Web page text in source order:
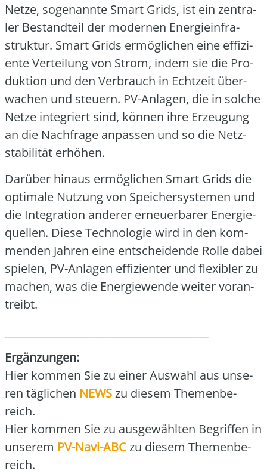
Net­ze, soge­nann­te Smart Grids, ist ein zen­tra­
ler Bestand­teil der moder­nen Ener­gie­infra­
struk­tur. Smart Grids ermög­li­chen eine effi­zi­
en­te Ver­tei­lung von Strom, indem sie die Pro­
duk­ti­on und den Ver­brauch in Echt­zeit über­
wa­chen und steu­ern. PV-Anla­gen, die in sol­che
Net­ze inte­griert sind, kön­nen ihre Erzeu­gung
an die Nach­fra­ge anpas­sen und so die Netz­
sta­bi­li­tät erhö­hen.
Dar­über hin­aus ermög­li­chen Smart Grids die
opti­ma­le Nut­zung von Spei­cher­sys­te­men und
die Inte­gra­ti­on ande­rer erneu­er­ba­rer Ener­gie­
quel­len. Die­se Tech­no­lo­gie wird in den kom­
men­den Jah­ren eine ent­schei­den­de Rol­le dabei
spie­len, PV-Anla­gen effi­zi­en­ter und fle­xi­bler zu
machen, was die Ener­gie­wen­de wei­ter vor­an­
treibt.
Ergän­zun­gen:
Hier kom­men Sie zu einer Aus­wahl aus unse­
ren täg­li­chen NEWSzu die­sem The­men­be­
reich.
Hier kom­men Sie zu aus­ge­wähl­ten Begrif­fen in
unse­rem PV-Navi-ABCzu die­sem The­men­be­
reich.